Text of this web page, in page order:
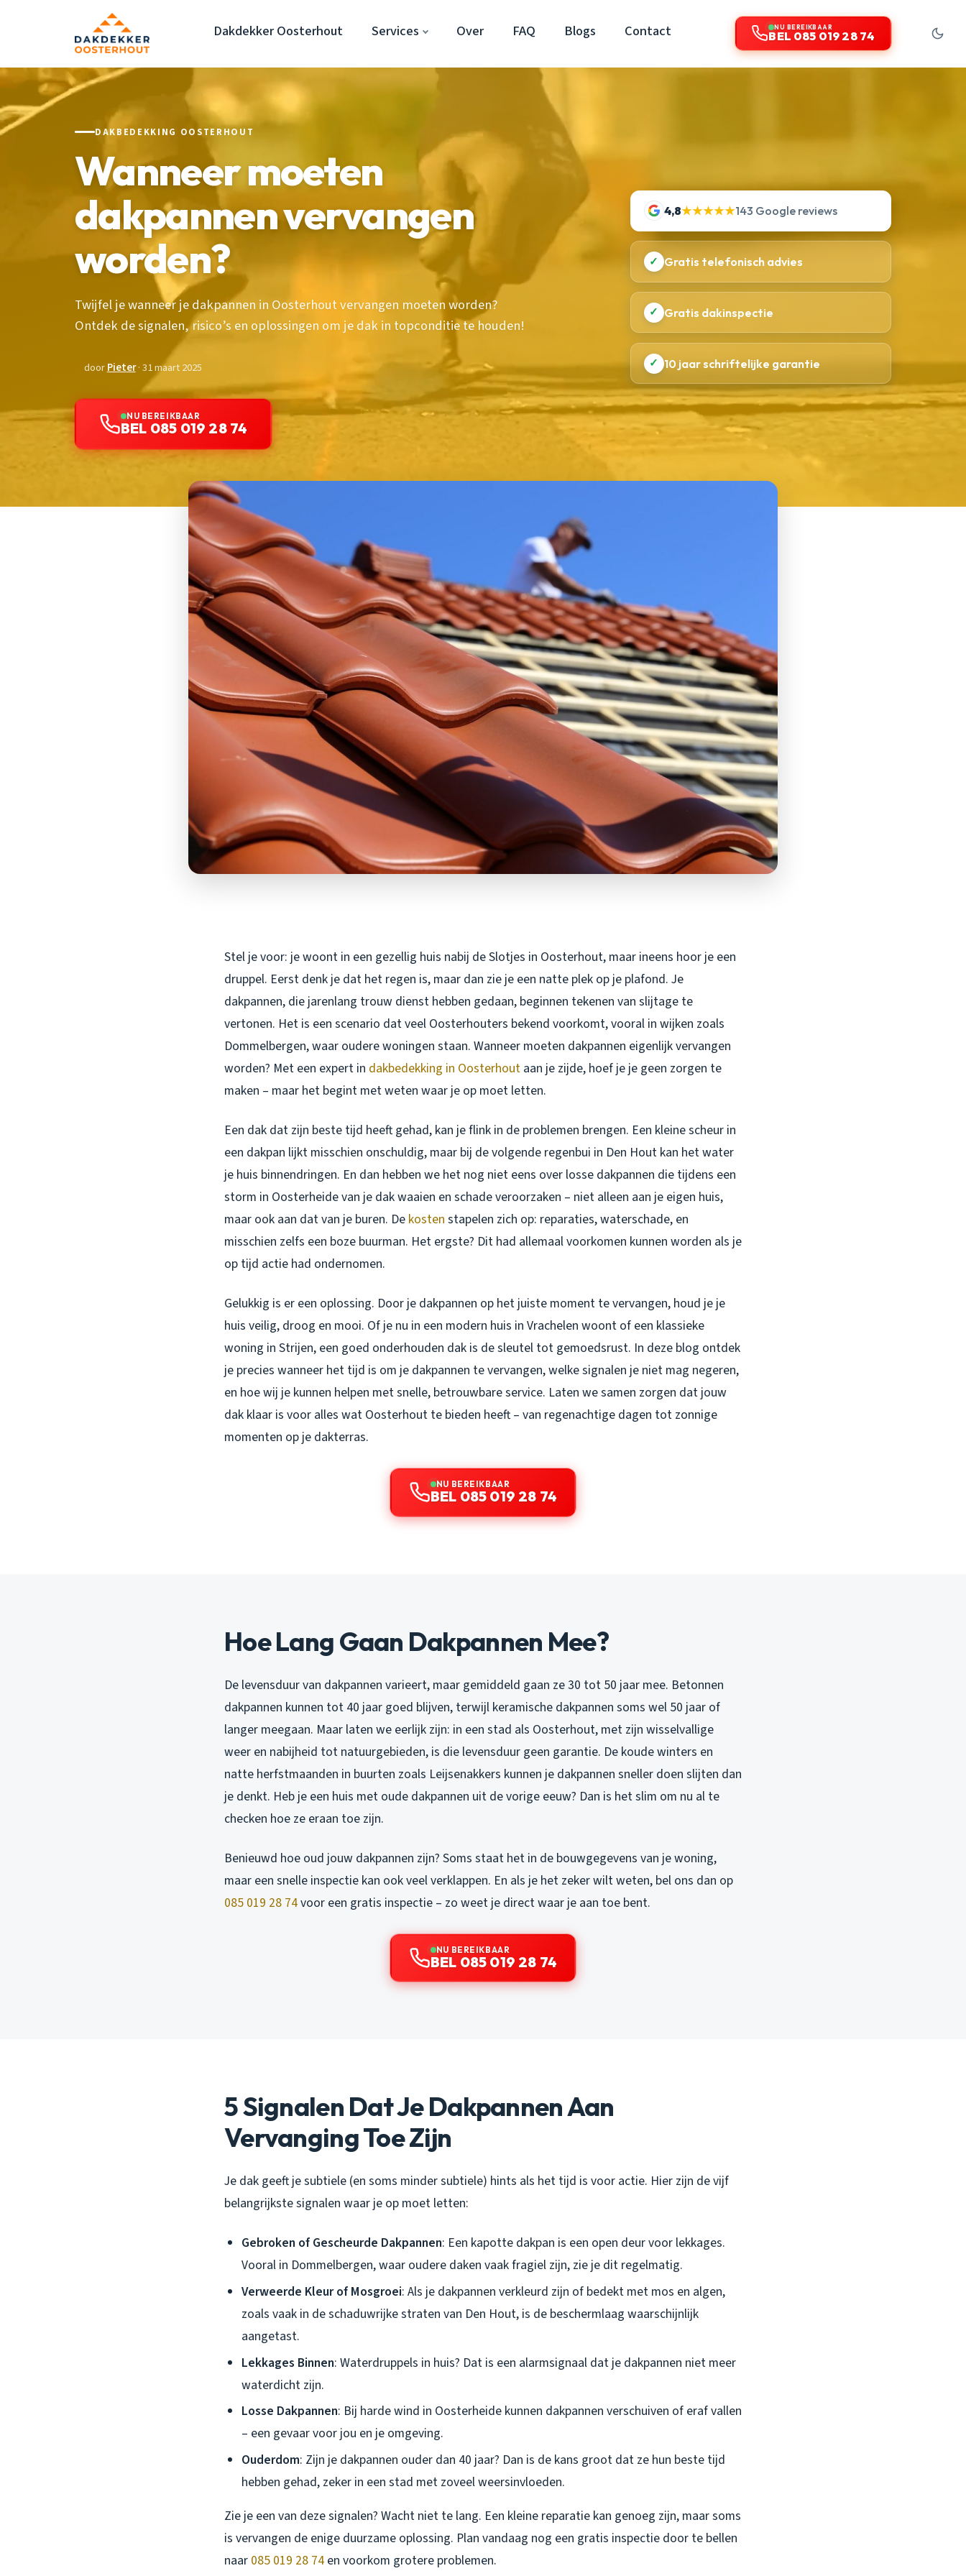
Dakdekker Oosterhout Services Over FAQ Blogs Contact NU BEREIKBAAR
BEL 085 019 28 74
DAKBEDEKKING OOSTERHOUT
Wanneer moeten
dakpannen vervangen
worden?
Twijfel je wanneer je dakpannen in Oosterhout vervangen moeten worden?
Ontdek de signalen, risico’s en oplossingen om je dak in topconditie te houden!
doorPieter· 31 maart 2025
NU BEREIKBAAR
BEL 085 019 28 74
4,8★★★★★143 Google reviews
✓ Gratis telefonisch advies
✓ Gratis dakinspectie
✓ 10 jaar schriftelijke garantie
Stel je voor: je woont in een gezellig huis nabij de Slotjes in Oosterhout, maar ineens hoor je een
druppel. Eerst denk je dat het regen is, maar dan zie je een natte plek op je plafond. Je
dakpannen, die jarenlang trouw dienst hebben gedaan, beginnen tekenen van slijtage te
vertonen. Het is een scenario dat veel Oosterhouters bekend voorkomt, vooral in wijken zoals
Dommelbergen, waar oudere woningen staan. Wanneer moeten dakpannen eigenlijk vervangen
worden? Met een expert in dakbedekking in Oosterhout aan je zijde, hoef je je geen zorgen te
maken – maar het begint met weten waar je op moet letten.
Een dak dat zijn beste tijd heeft gehad, kan je flink in de problemen brengen. Een kleine scheur in
een dakpan lijkt misschien onschuldig, maar bij de volgende regenbui in Den Hout kan het water
je huis binnendringen. En dan hebben we het nog niet eens over losse dakpannen die tijdens een
storm in Oosterheide van je dak waaien en schade veroorzaken – niet alleen aan je eigen huis,
maar ook aan dat van je buren. De kosten stapelen zich op: reparaties, waterschade, en
misschien zelfs een boze buurman. Het ergste? Dit had allemaal voorkomen kunnen worden als je
op tijd actie had ondernomen.
Gelukkig is er een oplossing. Door je dakpannen op het juiste moment te vervangen, houd je je
huis veilig, droog en mooi. Of je nu in een modern huis in Vrachelen woont of een klassieke
woning in Strijen, een goed onderhouden dak is de sleutel tot gemoedsrust. In deze blog ontdek
je precies wanneer het tijd is om je dakpannen te vervangen, welke signalen je niet mag negeren,
en hoe wij je kunnen helpen met snelle, betrouwbare service. Laten we samen zorgen dat jouw
dak klaar is voor alles wat Oosterhout te bieden heeft – van regenachtige dagen tot zonnige
momenten op je dakterras.
NU BEREIKBAAR
BEL 085 019 28 74
Hoe Lang Gaan Dakpannen Mee?
De levensduur van dakpannen varieert, maar gemiddeld gaan ze 30 tot 50 jaar mee. Betonnen
dakpannen kunnen tot 40 jaar goed blijven, terwijl keramische dakpannen soms wel 50 jaar of
langer meegaan. Maar laten we eerlijk zijn: in een stad als Oosterhout, met zijn wisselvallige
weer en nabijheid tot natuurgebieden, is die levensduur geen garantie. De koude winters en
natte herfstmaanden in buurten zoals Leijsenakkers kunnen je dakpannen sneller doen slijten dan
je denkt. Heb je een huis met oude dakpannen uit de vorige eeuw? Dan is het slim om nu al te
checken hoe ze eraan toe zijn.
Benieuwd hoe oud jouw dakpannen zijn? Soms staat het in de bouwgegevens van je woning,
maar een snelle inspectie kan ook veel verklappen. En als je het zeker wilt weten, bel ons dan op
085 019 28 74voor een gratis inspectie – zo weet je direct waar je aan toe bent.
NU BEREIKBAAR
BEL 085 019 28 74
5 Signalen Dat Je Dakpannen Aan
Vervanging Toe Zijn
Je dak geeft je subtiele (en soms minder subtiele) hints als het tijd is voor actie. Hier zijn de vijf
belangrijkste signalen waar je op moet letten:
Gebroken of Gescheurde Dakpannen: Een kapotte dakpan is een open deur voor lekkages.
Vooral in Dommelbergen, waar oudere daken vaak fragiel zijn, zie je dit regelmatig.
Verweerde Kleur of Mosgroei: Als je dakpannen verkleurd zijn of bedekt met mos en algen,
zoals vaak in de schaduwrijke straten van Den Hout, is de beschermlaag waarschijnlijk
aangetast.
Lekkages Binnen: Waterdruppels in huis? Dat is een alarmsignaal dat je dakpannen niet meer
waterdicht zijn.
Losse Dakpannen: Bij harde wind in Oosterheide kunnen dakpannen verschuiven of eraf vallen
– een gevaar voor jou en je omgeving.
Ouderdom: Zijn je dakpannen ouder dan 40 jaar? Dan is de kans groot dat ze hun beste tijd
hebben gehad, zeker in een stad met zoveel weersinvloeden.
Zie je een van deze signalen? Wacht niet te lang. Een kleine reparatie kan genoeg zijn, maar soms
is vervangen de enige duurzame oplossing. Plan vandaag nog een gratis inspectie door te bellen
naar 085 019 28 74 en voorkom grotere problemen.